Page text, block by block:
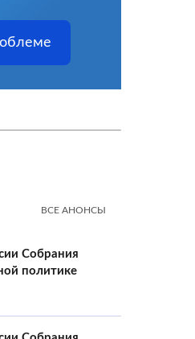
ВСЕ АНОНСЫ
Собрания
политике